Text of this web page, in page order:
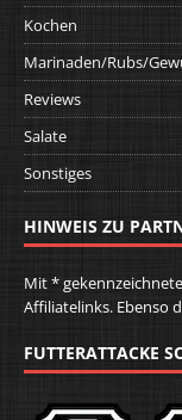
Kochen
Marinaden/Rubs/
Reviews
Salate
Sonstiges
HINWEIS ZU
Mit *
Affiliatelinks. Ebenso
FUTTERATTACKE